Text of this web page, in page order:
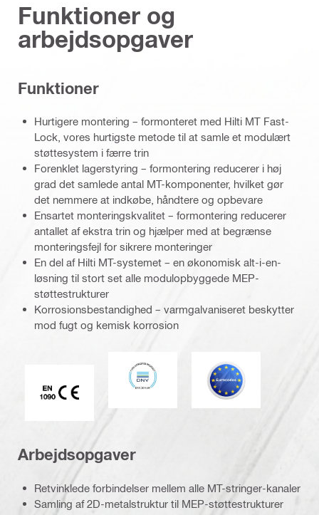
Funktioner og
arbejdsopgaver
Funktioner
Hurtigere montering – formonteret med Hilti MT Fast-
Lock, vores hurtigste metode til at samle et modulært
støttesystem i færre trin
Forenklet lagerstyring – formontering reducerer i høj
grad det samlede antal MT-komponenter, hvilket gør
det nemmere at indkøbe, håndtere og opbevare
Ensartet monteringskvalitet – formontering reducerer
antallet af ekstra trin og hjælper med at begrænse
monteringsfejl for sikrere monteringer
En del af Hilti MT-systemet – en økonomisk alt-i-en-
løsning til stort set alle modulopbyggede MEP-
støttestrukturer
Korrosionsbestandighed – varmgalvaniseret beskytter
mod fugt og kemisk korrosion
CE EN 1090 mærke
DNV Eurocode
Arbejdsopgaver
Retvinklede forbindelser mellem alle MT-stringer-kanaler
Samling af 2D-metalstruktur til MEP-støttestrukturer